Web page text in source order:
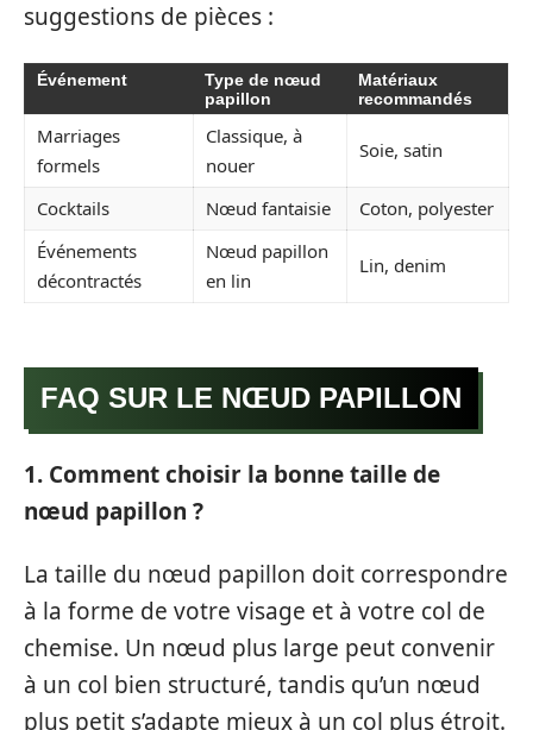
suggestions de pièces :
Événement
Type de nœud
papillon
Matériaux
recommandés
Marriages
formels
Classique, à
nouer
Soie, satin
Cocktails Nœud fantaisie
Coton, polyester
Événements
décontractés
Nœud papillon
en lin
Lin, denim
FAQ SUR LE NŒUD PAPILLON
1. Comment choisir la bonne taille de
nœud papillon ?
La taille du nœud papillon doit correspondre
à la forme de votre visage et à votre col de
chemise. Un nœud plus large peut convenir
à un col bien structuré, tandis qu’un nœud
plus petit s’adapte mieux à un col plus étroit.